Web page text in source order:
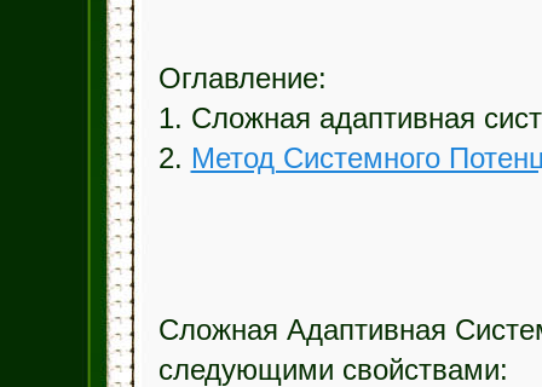
Оглавление:
1. Сложная адаптивная
2. Метод Системного
Сложная Адаптивная
следующими свойствами: